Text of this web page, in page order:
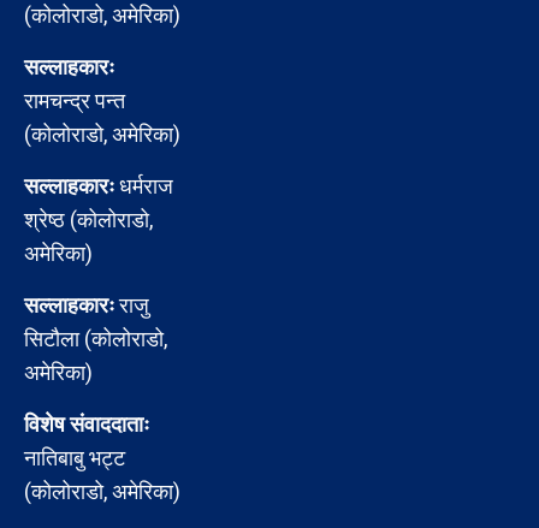
(कोलोराडो, अमेरिका)
सल्लाहकारः
रामचन्द्र पन्त
(कोलोराडो, अमेरिका)
सल्लाहकारःधर्मराज
श्रेष्ठ (कोलोराडो,
अमेरिका)
सल्लाहकारःराजु
सिटौला (कोलोराडो,
अमेरिका)
विशेष संवाददाताः
नातिबाबु भट्ट
(कोलोराडो, अमेरिका)